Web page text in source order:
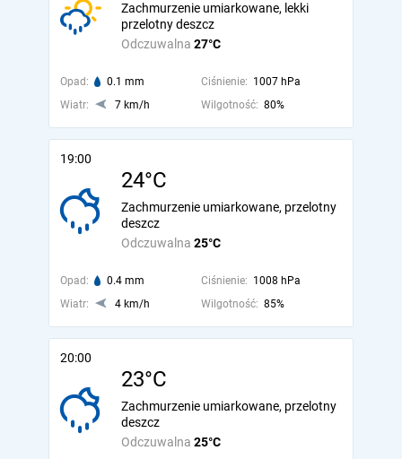
Odczuwalna 27°C
Zachmurzenie umiarkowane, lekki
przelotny deszcz
Opad: 0.1 mm Ciśnienie: 1007 hPa
Wiatr:
7 km/h Wilgotność: 80%
19:00
24°C
Odczuwalna 25°C
Zachmurzenie umiarkowane, przelotny
deszcz
Opad: 0.4 mm Ciśnienie: 1008 hPa
Wiatr:
4 km/h Wilgotność: 85%
20:00
23°C
Odczuwalna 25°C
Zachmurzenie umiarkowane, przelotny
deszcz